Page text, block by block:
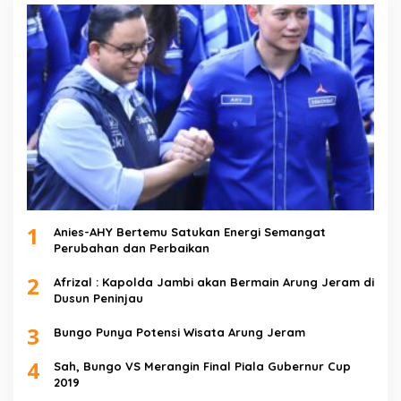
1
Anies-AHY Bertemu Satukan Energi Semangat
Perubahan dan Perbaikan
2
Afrizal : Kapolda Jambi akan Bermain Arung Jeram di
Dusun Peninjau
3 Bungo Punya Potensi Wisata Arung Jeram
4
Sah, Bungo VS Merangin Final Piala Gubernur Cup
2019